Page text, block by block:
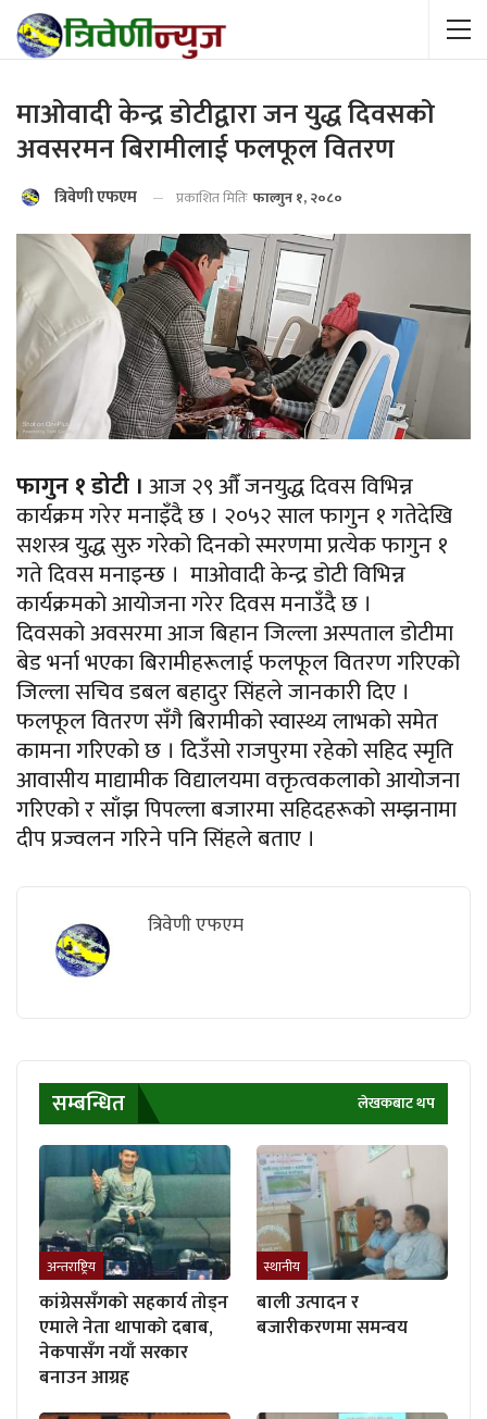
माओवादी केन्द्र डोटीद्वारा जन युद्ध दिवसको
अवसरमन बिरामीलाई फलफूल वितरण
त्रिवेणी एफएम प्रकाशित मितिः फाल्गुन १, २०८०
फागुन १ डोटी । आज २९ औँ जनयुद्ध दिवस विभिन्न
कार्यक्रम गरेर मनाइँदै छ । २०५२ साल फागुन १ गतेदेखि
सशस्त्र युद्ध सुरु गरेको दिनको स्मरणमा प्रत्येक फागुन १
गते दिवस मनाइन्छ । माओवादी केन्द्र डोटी विभिन्न
कार्यक्रमको आयोजना गरेर दिवस मनाउँदै छ ।
दिवसको अवसरमा आज बिहान जिल्ला अस्पताल डोटीमा
बेड भर्ना भएका बिरामीहरूलाई फलफूल वितरण गरिएको
जिल्ला सचिव डबल बहादुर सिंहले जानकारी दिए ।
फलफूल वितरण सँगै बिरामीको स्वास्थ्य लाभको समेत
कामना गरिएको छ । दिउँसो राजपुरमा रहेको सहिद स्मृति
आवासीय माद्यामीक विद्यालयमा वक्तृत्वकलाको आयोजना
गरिएको र साँझ पिपल्ला बजारमा सहिदहरूको सम्झनामा
दीप प्रज्वलन गरिने पनि सिंहले बताए ।
त्रिवेणी एफएम
सम्बन्धित लेखकबाट थप
अन्तराष्ट्रिय
कांग्रेससँगको सहकार्य तोड्न
एमाले नेता थापाको दबाब,
नेकपासँग नयाँ सरकार
बनाउन आग्रह
स्थानीय
बाली उत्पादन र
बजारीकरणमा समन्वय